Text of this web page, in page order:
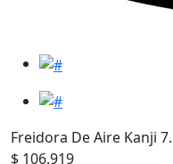
Freidora De Aire Kanji
$ 106.919